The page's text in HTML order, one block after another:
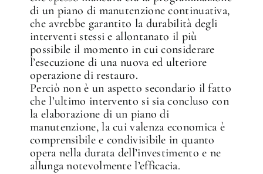
di un piano di manutenzione continuativa,
che avrebbe garantito la durabilità degli
interventi stessi e allontanato il più
possibile il momento in cui considerare
l’esecuzione di una nuova ed ulteriore
operazione di restauro.
Perciò non è un aspetto secondario il fatto
che l’ultimo intervento si sia concluso con
la elaborazione di un piano di
manutenzione, la cui valenza economica è
comprensibile e condivisibile in quanto
opera nella durata dell’investimento e ne
allunga notevolmente l’efficacia.